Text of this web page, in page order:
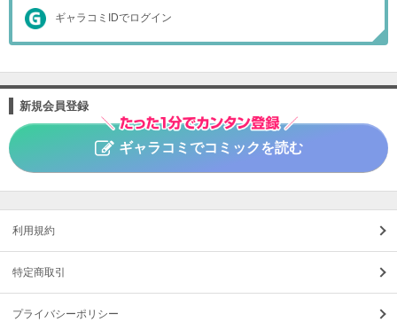
ギャラコミIDでログイン
新規会員登録
ギャラコミでコミックを読む
利用規約
特定商取引
プライバシーポリシー